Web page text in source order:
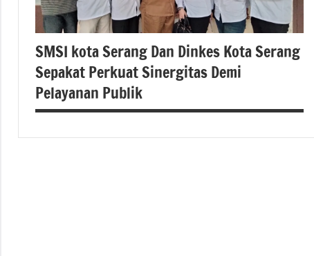
SMSI kota Serang Dan Dinkes Kota Serang
Sepakat Perkuat Sinergitas Demi
Pelayanan Publik